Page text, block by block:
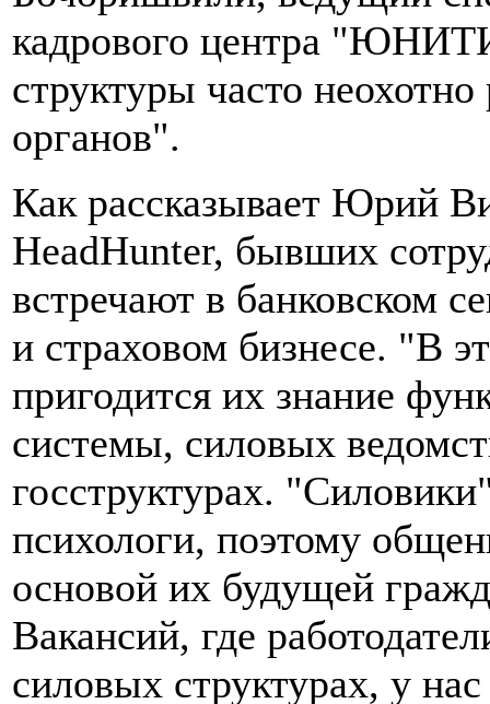
кадрового центра
структуры часто
органов".
Как рассказывает Юрий
HeadHunter, бывших
встречают в банковском
и страховом бизнесе. "В
пригодится их знание
системы, силовых
госструктурах.
психологи, поэтому
основой их будущей
Вакансий, где
силовых структурах, у